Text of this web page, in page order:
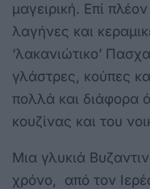
μαγειρική. Επί
λαγήνες και
‘λακανιώτικο’
γλάστρες, κούπες
πολλά και διάφορα
κουζίνας και του
Μια γλυκιά
χρόνο, από τον